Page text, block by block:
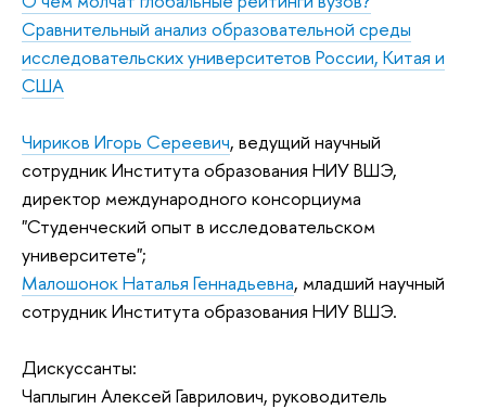
Сравнительный анализ образовательной среды
исследовательских университетов России, Китая и
США
Чириков Игорь Сереевич, ведущий научный
сотрудник Института образования НИУ ВШЭ,
директор международного консорциума
"Студенческий опыт в исследовательском
университете";
Малошонок Наталья Геннадьевна, младший научный
сотрудник Института образования НИУ ВШЭ.
Дискуссанты:
Чаплыгин Алексей Гаврилович, руководитель